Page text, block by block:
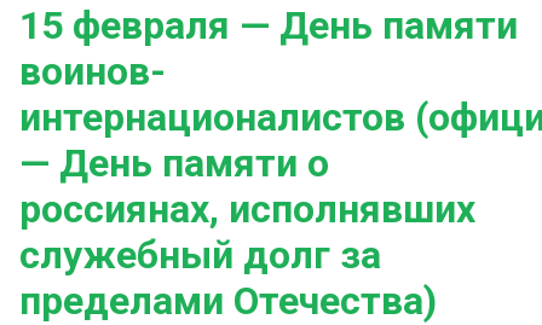
15 февраля — День памяти
воинов-
интернационалистов
— День памяти о
россиянах, исполнявших
служебный долг за
пределами Отечества)